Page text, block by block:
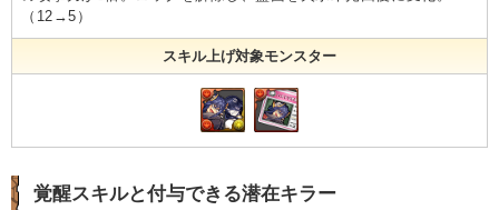
（12→5）
スキル上げ対象モンスター
覚醒スキルと付与できる潜在キラー